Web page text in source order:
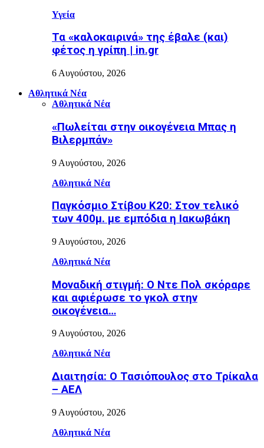
Υγεία
Τα «καλοκαιρινά» της έβαλε (και)
φέτος η γρίπη | in.gr
6 Αυγούστου, 2026
Αθλητικά Νέα
Αθλητικά Νέα
«Πωλείται στην οικογένεια Μπας η
Βιλερμπάν»
9 Αυγούστου, 2026
Αθλητικά Νέα
Παγκόσμιο Στίβου Κ20: Στον τελικό
των 400μ. με εμπόδια η Ιακωβάκη
9 Αυγούστου, 2026
Αθλητικά Νέα
Μοναδική στιγμή: Ο Ντε Πολ σκόραρε
και αφιέρωσε το γκολ στην
οικογένεια…
9 Αυγούστου, 2026
Αθλητικά Νέα
Διαιτησία: Ο Τασιόπουλος στο Τρίκαλα
– ΑΕΛ
9 Αυγούστου, 2026
Αθλητικά Νέα